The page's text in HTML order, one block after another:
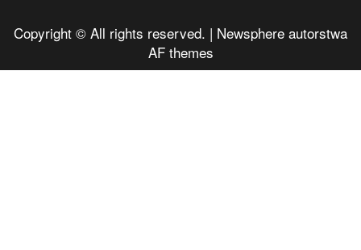
Copyright © All rights reserved. | Newsphere autorstwa
AF themes